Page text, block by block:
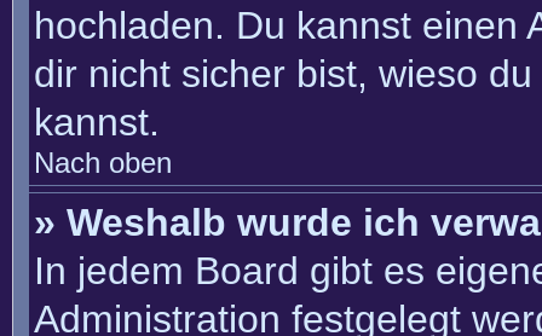
hochladen. Du kannst einen
dir nicht sicher bist, wieso
kannst.
Nach oben
» Weshalb wurde ich
In jedem Board gibt es
Administration festgelegt